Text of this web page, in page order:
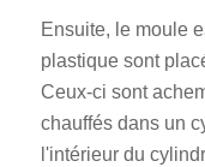
Ensuite, le moule
plastique sont
Ceux-ci sont
chauffés dans un
l'intérieur du